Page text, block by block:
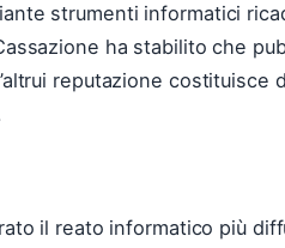
strumenti informatici
ha stabilito che
reputazione costituisce
il reato informatico più